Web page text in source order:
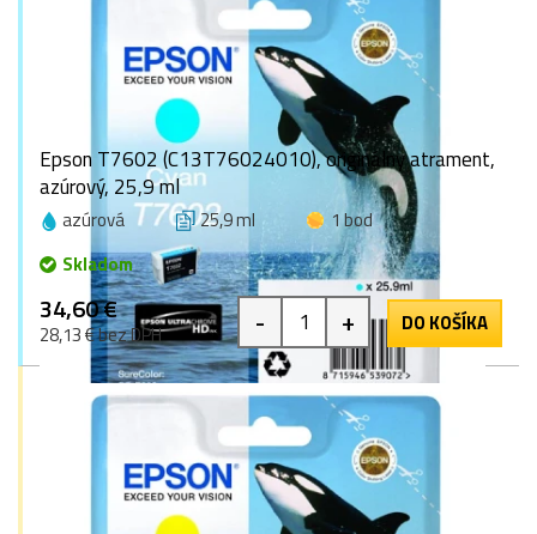
Epson T7602 (C13T76024010), originálny atrament,
azúrový, 25,9 ml
azúrová 25,9 ml
1 bod
Skladom
34,60 €
28,13 € bez DPH - + DO KOŠÍKA